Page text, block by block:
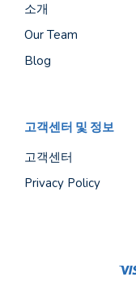
소개
Our Team
Blog
고객센터 및 정보
고객센터
Privacy Policy